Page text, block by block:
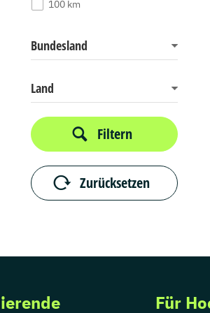
100 km
Bundesland
Land
Filtern
Zurücksetzen
Für